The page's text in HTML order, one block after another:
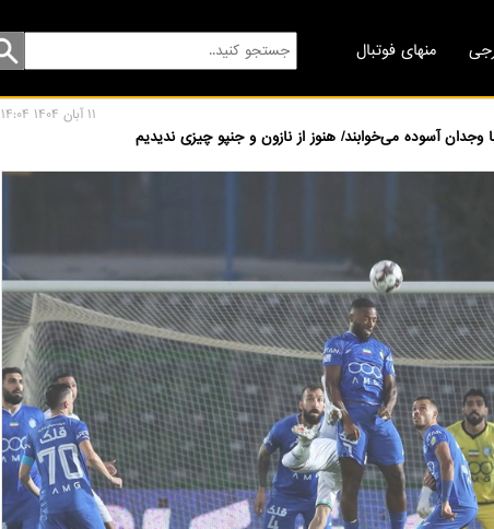
منهای فوتبال
وجدان آسوده می‌خوابند/ هنوز از نازون و جنپو چیزی ندیدیم
11 آبان 1404 14:04